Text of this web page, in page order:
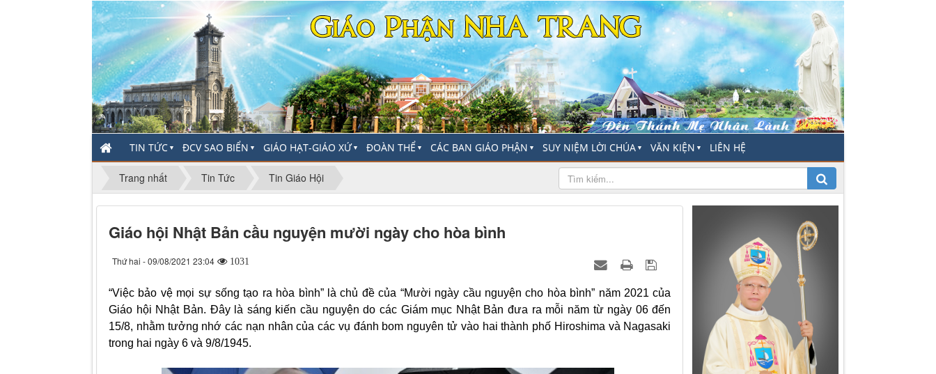
TIN TỨC ▼ ĐCV SAO BIỂN ▼ GIÁO HẠT-GIÁO XỨ▼ ĐOÀN THỂ ▼ CÁC BAN GIÁO PHẬN ▼ SUY NIỆM LỜI CHÚA ▼ VĂN KIỆN ▼ LIÊN HỆ
Trang nhất Tin Tức Tin Giáo Hội
Giáo hội Nhật Bản cầu nguyện mười ngày cho hòa bình
Thứ hai - 09/08/2021 23:04 1031
“Việc bảo vệ mọi sự sống tạo ra hòa bình” là chủ đề của “Mười ngày cầu nguyện cho hòa bình” năm 2021 của
Giáo hội Nhật Bản. Đây là sáng kiến cầu nguyện do các Giám mục Nhật Bản đưa ra mỗi năm từ ngày 06 đến
15/8, nhằm tưởng nhớ các nạn nhân của các vụ đánh bom nguyên tử vào hai thành phố Hiroshima và Nagasaki
trong hai ngày 6 và 9/8/1945.